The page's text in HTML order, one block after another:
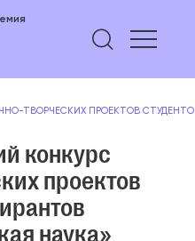
Найти
ТВОРЧЕСКИХ ПРОЕКТОВ
конкурс
проектов
наука»